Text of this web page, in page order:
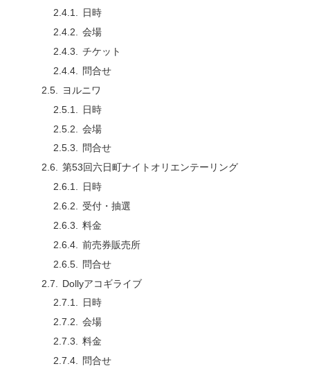
日時
会場
チケット
問合せ
ヨルニワ
日時
会場
問合せ
第53回六日町ナイトオリエンテーリング
日時
受付・抽選
料金
前売券販売所
問合せ
Dollyアコギライブ
日時
会場
料金
問合せ